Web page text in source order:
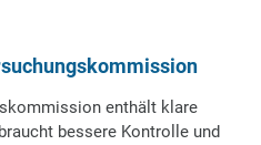
enthält klare
bessere Kontrolle und